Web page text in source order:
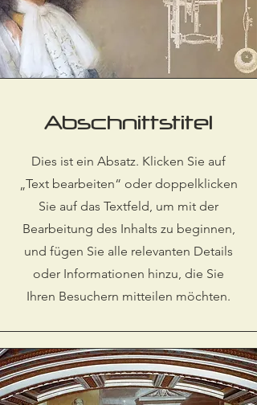
Abschnittstitel
Dies ist ein Absatz. Klicken Sie auf
„Text bearbeiten“ oder doppelklicken
Sie auf das Textfeld, um mit der
Bearbeitung des Inhalts zu beginnen,
und fügen Sie alle relevanten Details
oder Informationen hinzu, die Sie
Ihren Besuchern mitteilen möchten.